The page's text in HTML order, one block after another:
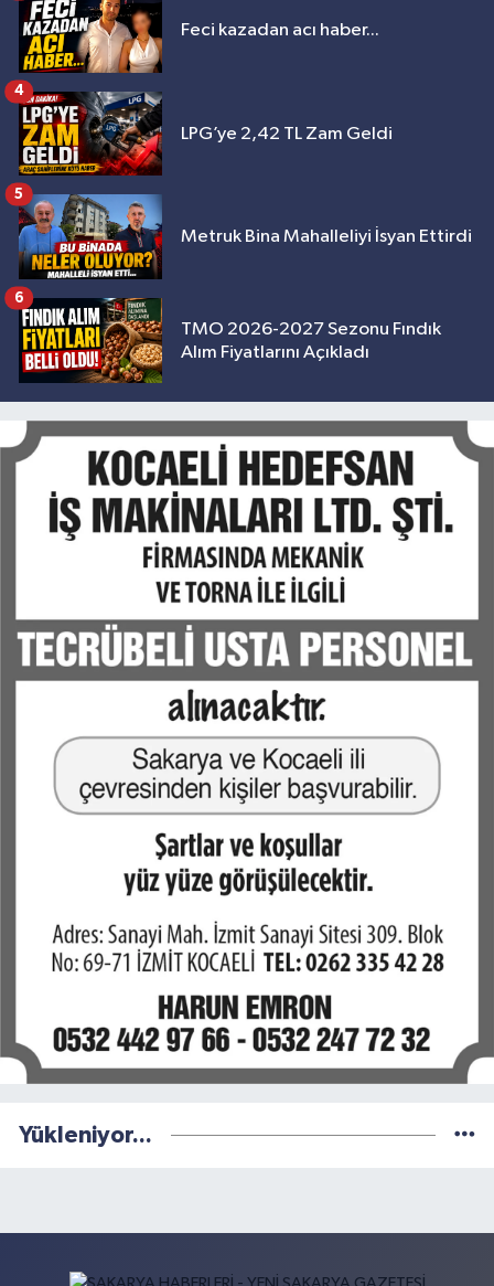
Feci kazadan acı haber...
LPG’ye 2,42 TL Zam Geldi
4
Metruk Bina Mahalleliyi İsyan Ettirdi
5
TMO 2026-2027 Sezonu Fındık
Alım Fiyatlarını Açıkladı
6
Yükleniyor...